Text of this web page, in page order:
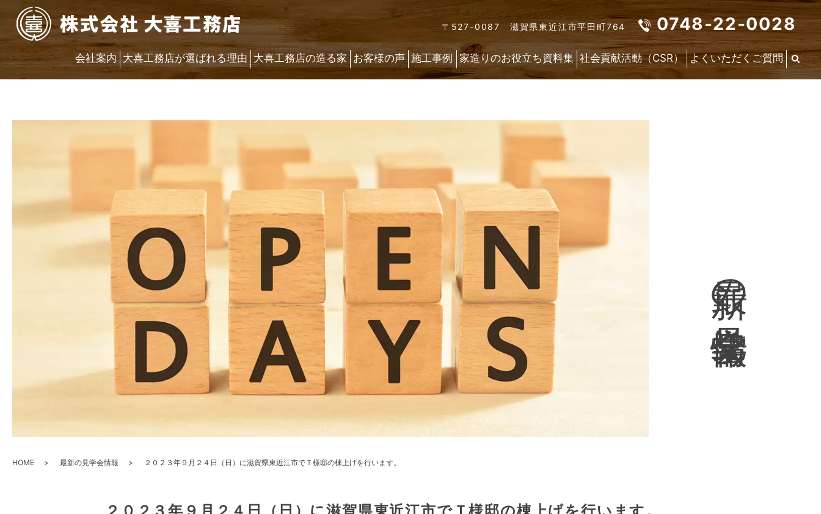
〒527-0087 滋賀県東近江市平田町764 0748-22-0028
会社案内 大喜工務店が選ばれる理由 大喜工務店の造る家 お客様の声 施工事例 家造りのお役立ち資料集 社会貢献活動（CSR） よくいただくご質問
の
HOME 最新の見学会情報 ２０２３年９月２４日（日）に滋賀県東近江市でＴ様邸の棟上げを行います。